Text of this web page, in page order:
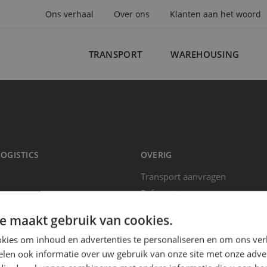
Ons verhaal Over ons Klanten aan het woord
TRANSPORT
INTERNATIONAAL TRANSPORT
WAREHOUSING
CROSSDOCKING
OVERIG
Transport aanvragen
Referenties
Contact
Veel gezocht
maakt gebruik van cookies.
om inhoud en advertenties te personaliseren en om ons
ook informatie over uw gebruik van onze site met onze